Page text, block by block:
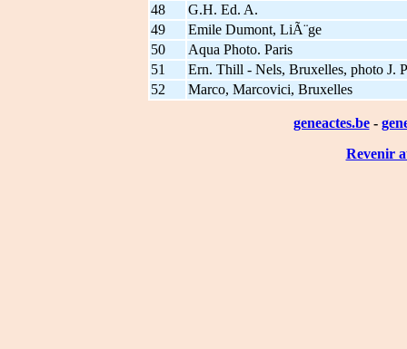
48
G.H. Ed. A.
49
Emile Dumont, LiÃ¨ge
50
Aqua Photo. Paris
51
Ern. Thill - Nels, Bruxelles, photo J.
52
Marco, Marcovici, Bruxelles
geneactes.be-
Revenir